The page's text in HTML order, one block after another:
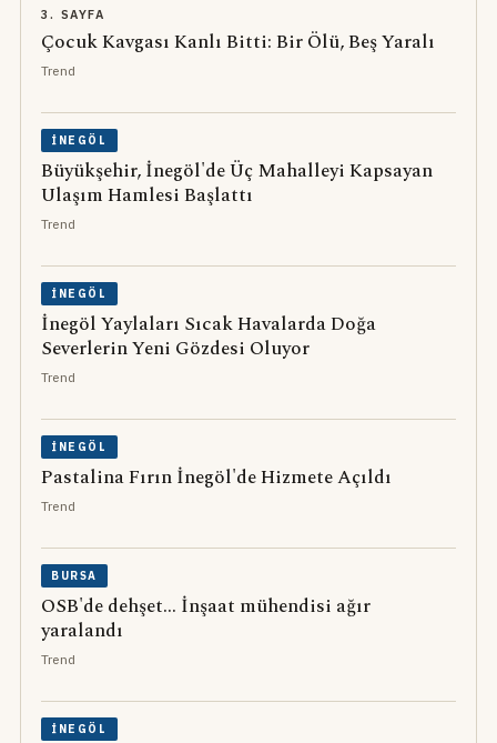
3. SAYFA
Çocuk Kavgası Kanlı Bitti: Bir Ölü, Beş Yaralı
Trend
İNEGÖL
Büyükşehir, İnegöl'de Üç Mahalleyi Kapsayan
Ulaşım Hamlesi Başlattı
Trend
İNEGÖL
İnegöl Yaylaları Sıcak Havalarda Doğa
Severlerin Yeni Gözdesi Oluyor
Trend
İNEGÖL
Pastalina Fırın İnegöl'de Hizmete Açıldı
Trend
BURSA
OSB'de dehşet... İnşaat mühendisi ağır
yaralandı
Trend
İNEGÖL